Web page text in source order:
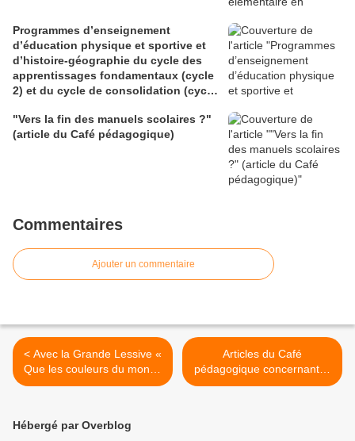
Programmes d’enseignement
d’éducation physique et sportive et
d’histoire-géographie du cycle des
apprentissages fondamentaux (cycle
2) et du cycle de consolidation (cycle
"Vers la fin des manuels scolaires ?"
(article du Café pédagogique)
Commentaires
Ajouter un commentaire
< Avec la Grande Lessive «
Que les couleurs du monde
soient ! » le 17 octobre
Articles du Café
pédagogique concernant la
filière du numérique
Hébergé par Overblog